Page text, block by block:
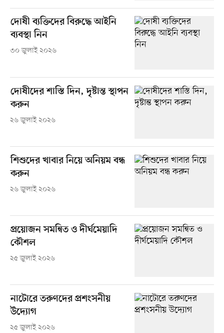
দোষী ব্যক্তিদের বিরুদ্ধে আইনি
ব্যবস্থা নিন
৩০ জুলাই ২০২৬
দোষীদের শাস্তি দিন, দৃষ্টান্ত স্থাপন
করুন
২৬ জুলাই ২০২৬
শিশুদের খাবার নিয়ে অনিয়ম বন্ধ
করুন
২৬ জুলাই ২০২৬
প্রয়োজন সমন্বিত ও দীর্ঘমেয়াদি
কৌশল
২৫ জুলাই ২০২৬
নাটোরে তরুণদের প্রশংসনীয়
উদ্যোগ
২৫ জুলাই ২০২৬